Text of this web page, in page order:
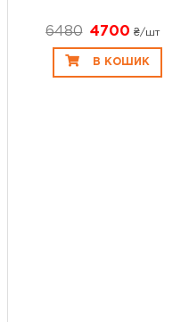
6480 4700₴/шт
В КОШИК